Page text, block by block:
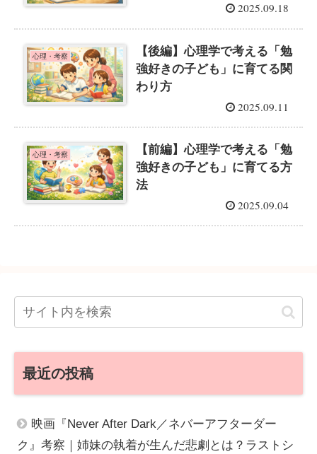
2025.09.18
心理・考察
【後編】心理学で考える「勉
強好きの子ども」に育てる関
わり方
2025.09.11
心理・考察
【前編】心理学で考える「勉
強好きの子ども」に育てる方
法
2025.09.04
最近の投稿
映画『Never After Dark／ネバーアフターダー
ク』考察｜姉妹の執着が生んだ悲劇とは？ラストシ